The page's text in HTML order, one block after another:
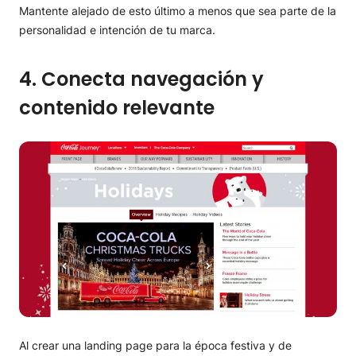
Mantente alejado de esto último a menos que sea parte de la
personalidad e intención de tu marca.
4. Conecta navegación y
contenido relevante
Al crear una landing page para la época festiva y de